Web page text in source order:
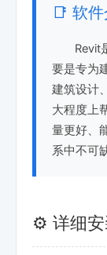
📑 软
Revit
要是专为
建筑设计
大程度上
量更好、
系中不可
⚙️ 详细安